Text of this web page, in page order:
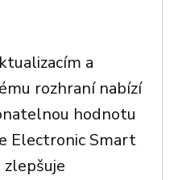
a
rozhraní nabízí
hodnotu
Electronic Smart